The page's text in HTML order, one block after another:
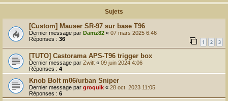
Sujets
[Custom] Mauser SR-97 sur base T96
Dernier message par Damz82 « 07 mars 2025 6:46
Réponses : 36 1 2 3
[TUTO] Castorama APS-T96 trigger box
Dernier message par Zwitt « 09 juin 2024 4:06
Réponses : 4
Knob Bolt m06/urban Sniper
Dernier message par groquik « 28 oct. 2023 11:05
Réponses : 6